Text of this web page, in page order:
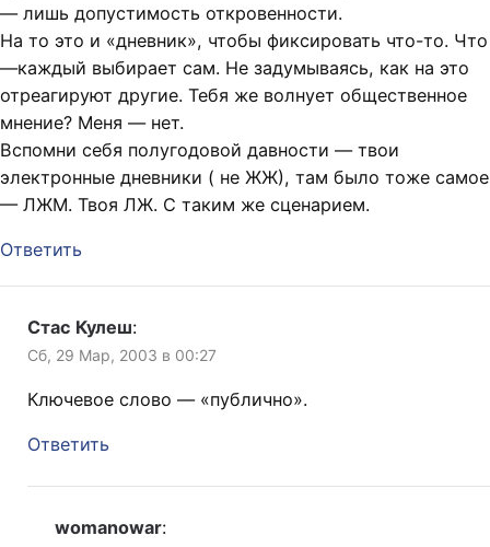
— лишь допустимость откровенности.
На то это и «дневник», чтобы фиксировать что-то. Что
—каждый выбирает сам. Не задумываясь, как на это
отреагируют другие. Тебя же волнует общественное
мнение? Меня — нет.
Вспомни себя полугодовой давности — твои
электронные дневники ( не ЖЖ), там было тоже самое
— ЛЖМ. Твоя ЛЖ. С таким же сценарием.
Ответить
Стас Кулеш:
Сб, 29 Мар, 2003 в 00:27
Ключевое слово — «публично».
Ответить
womanowar: